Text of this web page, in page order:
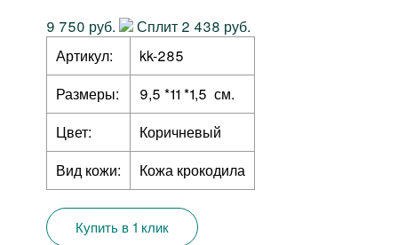
9 750 руб.
Сплит 2 438 руб.
Артикул:
kk-285
Размеры:
9,5 *11 *1,5 см.
Цвет:
Коричневый
Вид кожи:
Кожа крокодила
Купить в 1 клик